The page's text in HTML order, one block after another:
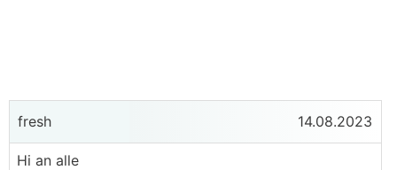
fresh 14.08.2023
Hi an alle